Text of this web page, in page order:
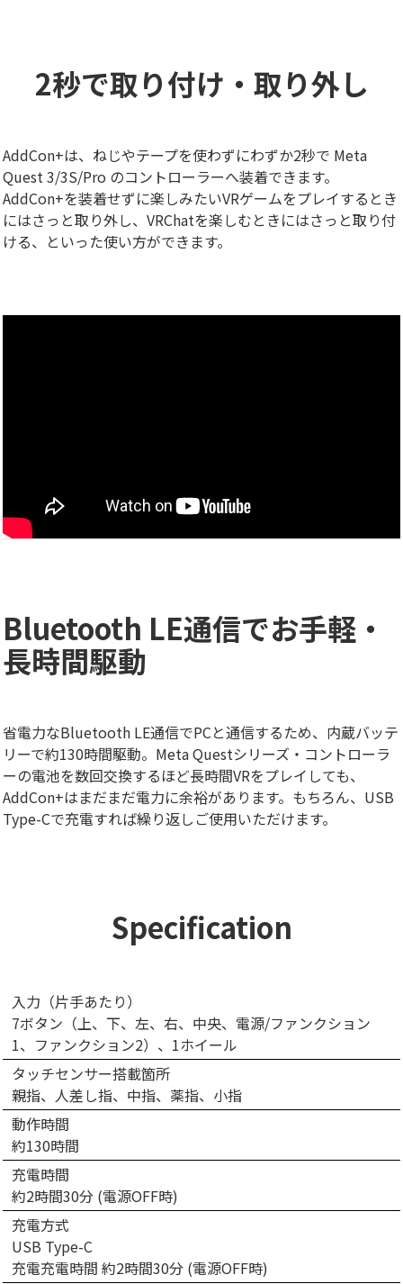
2秒で取り付け・取り外し
AddCon+は、ねじやテープを使わずにわずか2秒で Meta
Quest 3/3S/Pro のコントローラーへ装着できます。
AddCon+を装着せずに楽しみたいVRゲームをプレイするとき
にはさっと取り外し、VRChatを楽しむときにはさっと取り付
ける、といった使い方ができます。
Bluetooth LE通信でお手軽・
長時間駆動
省電力なBluetooth LE通信でPCと通信するため、内蔵バッテ
リーで約130時間駆動。Meta Questシリーズ・コントローラ
ーの電池を数回交換するほど長時間VRをプレイしても、
AddCon+はまだまだ電力に余裕があります。もちろん、USB
Type-Cで充電すれば繰り返しご使用いただけます。
Specification
入力（片手あたり）
7ボタン（上、下、左、右、中央、電源/ファンクション
1、ファンクション2）、1ホイール
タッチセンサー搭載箇所
親指、人差し指、中指、薬指、小指
動作時間
約130時間
充電時間
約2時間30分 (電源OFF時)
充電方式
USB Type-C
充電充電時間 約2時間30分 (電源OFF時)